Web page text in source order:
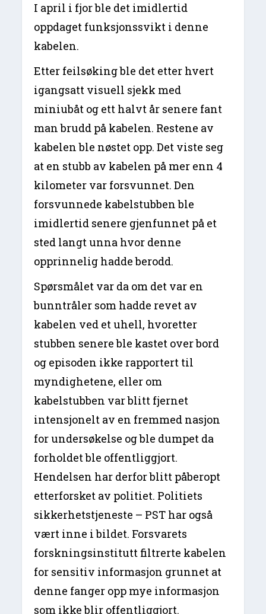
I april i fjor ble det imidlertid
oppdaget funksjonssvikt i denne
kabelen.
Etter feilsøking ble det etter hvert
igangsatt visuell sjekk med
miniubåt og ett halvt år senere fant
man brudd på kabelen. Restene av
kabelen ble nøstet opp. Det viste seg
at en stubb av kabelen på mer enn 4
kilometer var forsvunnet. Den
forsvunnede kabelstubben ble
imidlertid senere gjenfunnet på et
sted langt unna hvor denne
opprinnelig hadde berodd.
Spørsmålet var da om det var en
bunntråler som hadde revet av
kabelen ved et uhell, hvoretter
stubben senere ble kastet over bord
og episoden ikke rapportert til
myndighetene, eller om
kabelstubben var blitt fjernet
intensjonelt av en fremmed nasjon
for undersøkelse og ble dumpet da
forholdet ble offentliggjort.
Hendelsen har derfor blitt påberopt
etterforsket av politiet. Politiets
sikkerhetstjeneste – PST har også
vært inne i bildet. Forsvarets
forskningsinstitutt filtrerte kabelen
for sensitiv informasjon grunnet at
denne fanger opp mye informasjon
som ikke blir offentliggjort.